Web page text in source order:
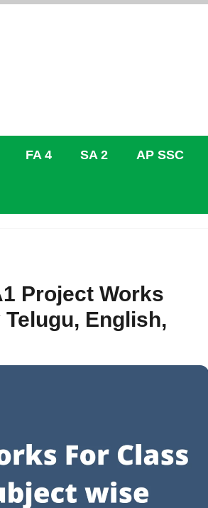
FA 4 SA 2 AP SSC
Project Works
English,